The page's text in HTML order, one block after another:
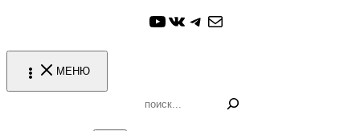
YouTube
ВКонтакте
Telegram
Почта
МЕНЮ